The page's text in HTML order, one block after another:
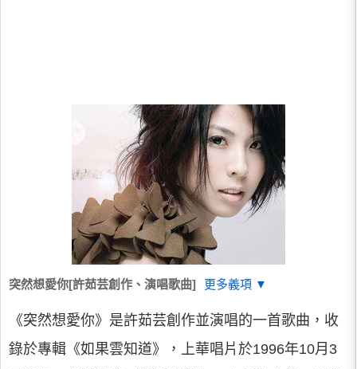
突然想愛你[許茹芸創作、演唱歌曲] 更多義項 ▼
《突然想愛你》是許茹芸創作並演唱的一首歌曲，收
錄於專輯《如果雲知道》，上華唱片於1996年10月3